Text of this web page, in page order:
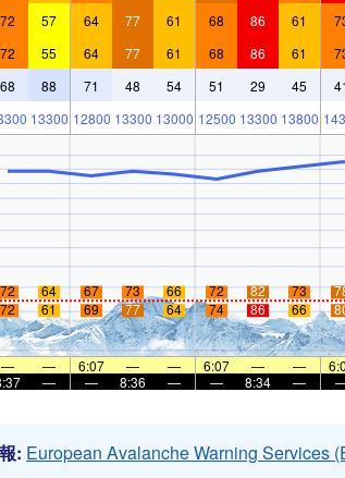
72 57 64 77 61 68 86 61
72
55 64 77 61 68 86 61
68
88 71 48 54 51 29 45
13300 12800 13300 13000 12500 13300 13800
72 64 67 73 66 72 82 73
72
61 69 77 64 74 86 66
— — 6:07 — — 6:07 — —
— — 8:36 — — 8:34 —
: European Avalanche Warning Services